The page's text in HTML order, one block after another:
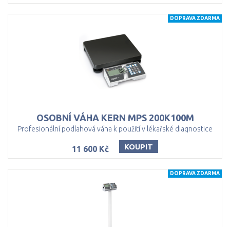
OSOBNÍ VÁHA KERN MPS 200K100M
Profesionální podlahová váha k použití v lékařské diagnostice
11 600 Kč KOUPIT
DOPRAVA ZDARMA
DOPRAVA ZDARMA